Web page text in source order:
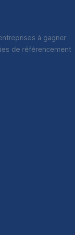
à gagner
de référencement